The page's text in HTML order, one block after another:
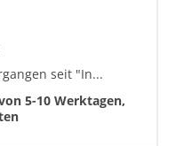
seit "In...
5-10 Werktagen,